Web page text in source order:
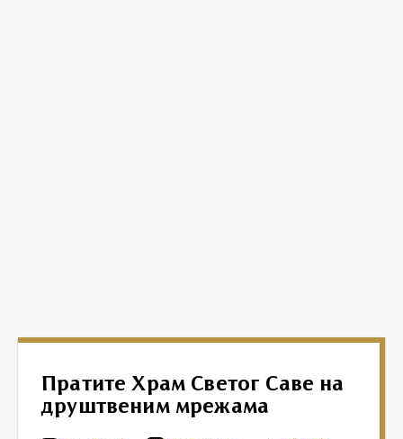
Пратите Храм Светог Саве на
друштвеним мрежама